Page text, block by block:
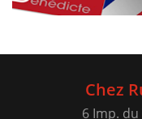
Chez
6 Imp.